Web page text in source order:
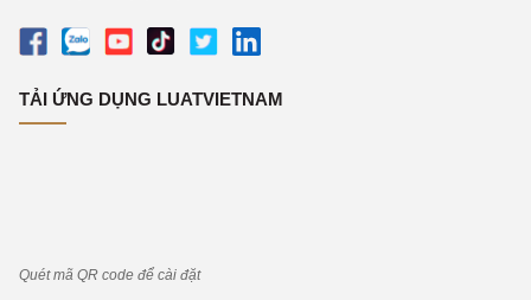
TẢI ỨNG DỤNG LUATVIETNAM
Quét mã QR code để cài đặt